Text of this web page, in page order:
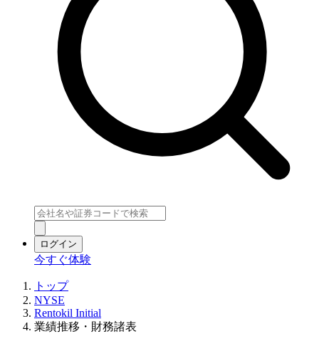
ログイン
今すぐ体験
トップ
NYSE
Rentokil Initial
業績推移・財務諸表